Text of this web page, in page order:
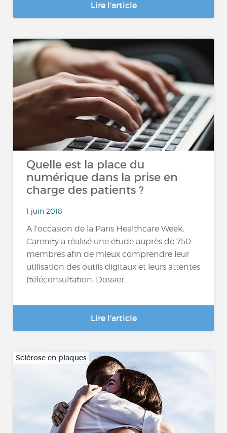
Lire l'article
Quelle est la place du
numérique dans la prise en
charge des patients ?
1 juin 2018
A l’occasion de la Paris Healthcare Week,
Carenity a réalisé une étude auprès de 750
membres afin de mieux comprendre leur
utilisation des outils digitaux et leurs attentes
(téléconsultation, Dossier...
Lire l'article
Sclérose en plaques